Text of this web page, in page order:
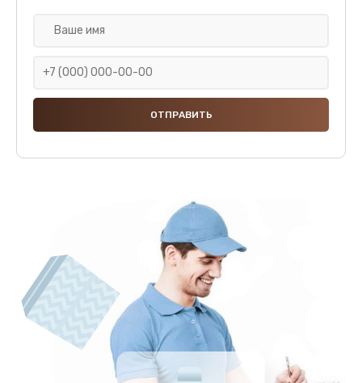
Ремонт или замена капучинатора
Ремонт пароблока или декальцинация
Полный ремонт заварочного блока
2800 руб.
Заказать
Замена уплотнительных элементов
2400 руб.
Заказать